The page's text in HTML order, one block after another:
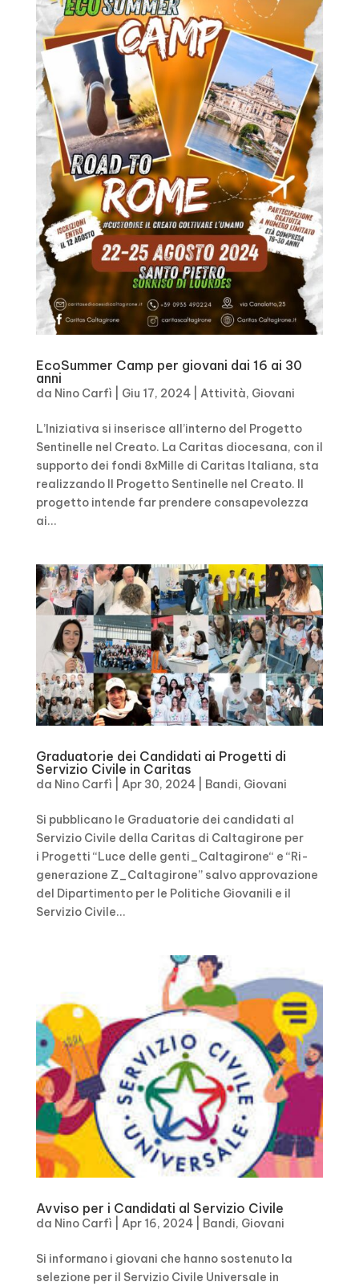
EcoSummer Camp per giovani dai 16 ai 30
anni
da Nino Carfì Giu 17, 2024| Attività, Giovani
L’Iniziativa si inserisce all’interno del Progetto
Sentinelle nel Creato. La Caritas diocesana, con il
supporto dei fondi 8xMille di Caritas Italiana, sta
realizzando Il Progetto Sentinelle nel Creato. Il
progetto intende far prendere consapevolezza
ai...
Graduatorie dei Candidati ai Progetti di
Servizio Civile in Caritas
da Nino Carfì Apr 30, 2024| Bandi, Giovani
Si pubblicano le Graduatorie dei candidati al
Servizio Civile della Caritas di Caltagirone per
i Progetti “Luce delle genti_Caltagirone“ e “Ri-
generazione Z_Caltagirone” salvo approvazione
del Dipartimento per le Politiche Giovanili e il
Servizio Civile...
Avviso per i Candidati al Servizio Civile
da Nino Carfì Apr 16, 2024| Bandi, Giovani
Si informano i giovani che hanno sostenuto la
selezione per il Servizio Civile Universale in